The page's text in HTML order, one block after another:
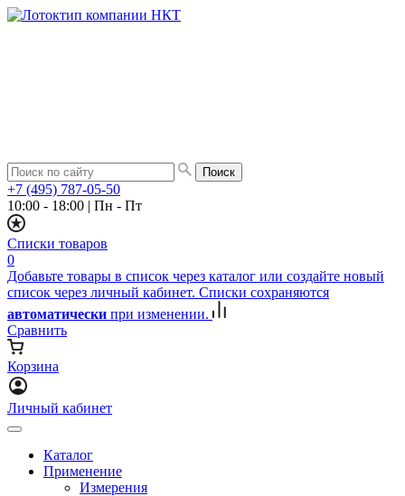
+7 (495) 787-05-50
10:00 - 18:00 | Пн - Пт
Списки товаров
0
Добавьте товары в список через каталог или создайте новый
список через личный кабинет. Списки сохраняются
автоматически при изменении.
Сравнить
Корзина
Личный кабинет
Каталог
Применение
Измерения